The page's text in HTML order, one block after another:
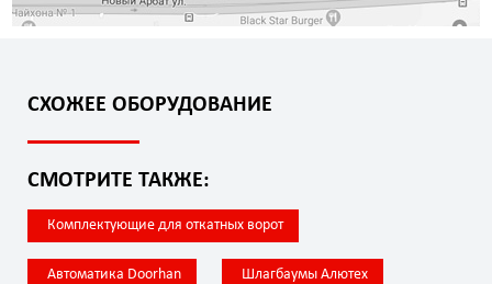
СХОЖЕЕ ОБОРУДОВАНИЕ
СМОТРИТЕ ТАКЖЕ:
Комплектующие для откатных ворот
Автоматика Doorhan Шлагбаумы Алютех